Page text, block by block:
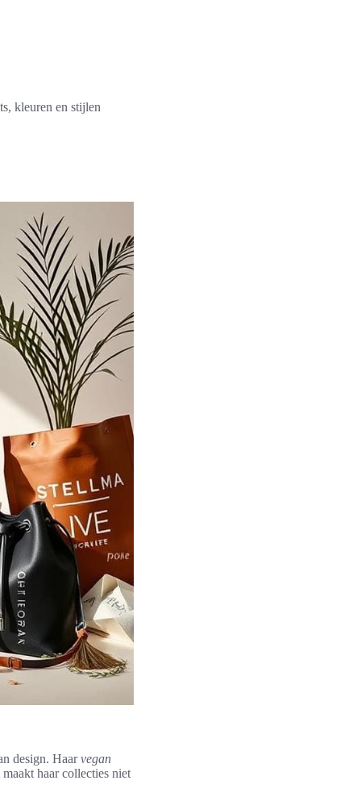
kleuren en stijlen
design. Haarvegan
haar collecties niet